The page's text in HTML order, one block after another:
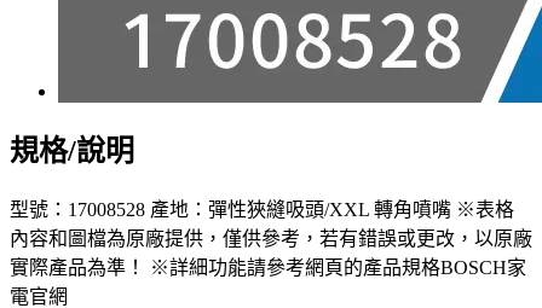
規格/說明
型號：17008528 產地：彈性狹縫吸頭/XXL 轉角噴嘴 ※表格
內容和圖檔為原廠提供，僅供參考，若有錯誤或更改，以原廠
實際產品為準！ ※詳細功能請參考網頁的產品規格BOSCH家
電官網